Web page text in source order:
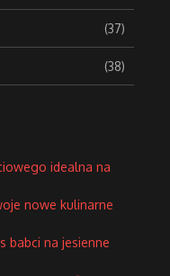
(37)
(38)
idealna na
nowe kulinarne
babci na jesienne